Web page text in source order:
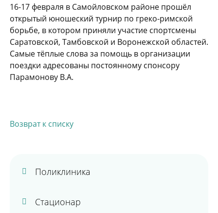
16-17 февраля в Самойловском районе прошёл
открытый юношеский турнир по греко-римской
борьбе, в котором приняли участие спортсмены
Саратовской, Тамбовской и Воронежской областей.
Самые тёплые слова за помощь в организации
поездки адресованы постоянному спонсору
Парамонову В.А.
Возврат к списку
Поликлиника
Стационар